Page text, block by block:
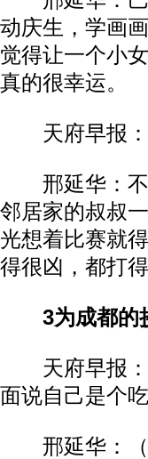
动庆生，学画
觉得让一个小
真的很幸运。
天府早报：
邢延华：不
邻居家的叔叔
光想着比赛就
得很凶，都打
3为成都的
天府早报：
面说自己是个
邢延华：（